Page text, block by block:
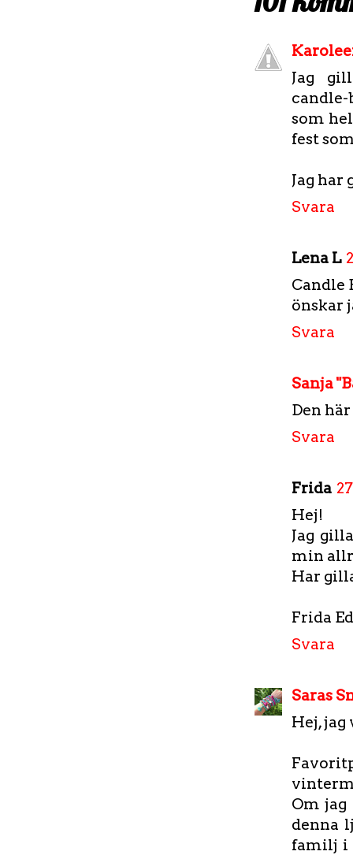
Jag
som
fest
Jag har
Svara
Lena L
Candle
önskar
Svara
Sanja
Den
Svara
Frida
Hej!
Jag
min
Har
Frida
Svara
Saras
Hej,
Om
denna
familj i